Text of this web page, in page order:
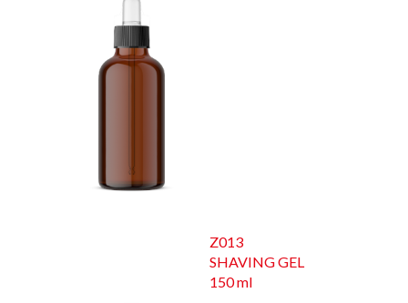
Z013
SHAVING GEL
150 ml